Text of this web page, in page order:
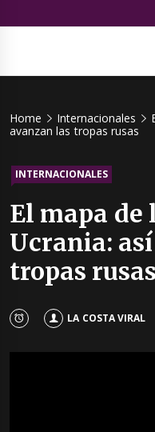
Home Internacionales
avanzan las tropas rusas
INTERNACIONALES
El mapa de
Ucrania:
tropas rusas
LA COSTA VIRAL